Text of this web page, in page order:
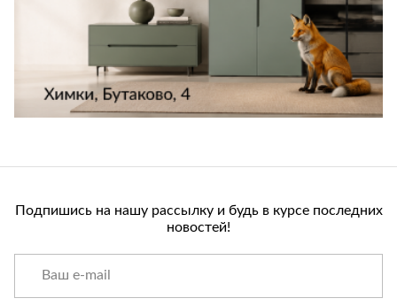
Подпишись на нашу рассылку и будь в курсе последних
новостей!